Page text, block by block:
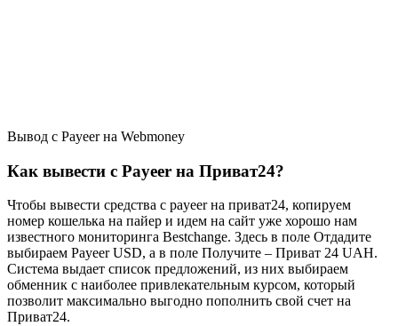
Вывод с Payeer на Webmoney
Как вывести с Payeer на Приват24?
Чтобы вывести средства с payeer на приват24, копируем
номер кошелька на пайер и идем на сайт уже хорошо нам
известного мониторинга Bestchange. Здесь в поле Отдадите
выбираем Payeer USD, а в поле Получите – Приват 24 UAH.
Система выдает список предложений, из них выбираем
обменник с наиболее привлекательным курсом, который
позволит максимально выгодно пополнить свой счет на
Приват24.